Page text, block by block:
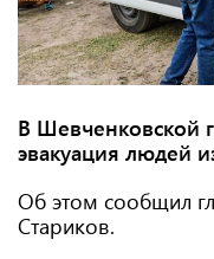
В Шевченковской
эвакуация людей
Об этом сообщил
Стариков.